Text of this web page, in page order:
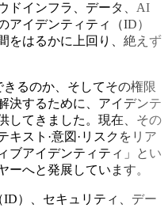
ドインフラ、データ、AI
アイデンティティ（ID）
をはるかに上回り、絶えず
るのか、そしてその権限
決するために、アイデンテ
してきました。現在、その
スト·意図·リスクをリア
ブアイデンティティ」とい
ーへと発展しています。
ID）、セキュリティ、デー